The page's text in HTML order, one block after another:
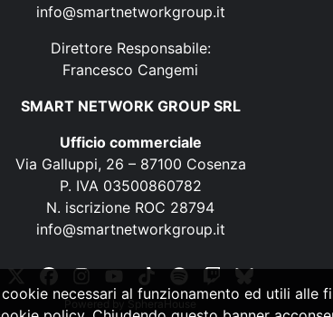
info@smartnetworkgroup.it
Direttore Responsabile:
Francesco Cangemi
SMART NETWORK GROUP SRL
Ufficio commerciale
Via Galluppi, 26 – 87100 Cosenza
P. IVA 03500860782
N. iscrizione ROC 28794
info@smartnetworkgroup.it
Powered bySpheraHouse
necessari al funzionamento ed utili alle